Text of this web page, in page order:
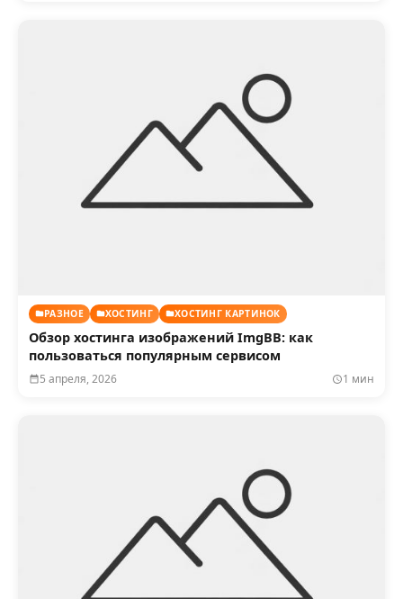
РАЗНОЕ ХОСТИНГ ХОСТИНГ КАРТИНОК
Обзор хостинга изображений ImgBB: как
пользоваться популярным сервисом
5 апреля, 2026 1 мин